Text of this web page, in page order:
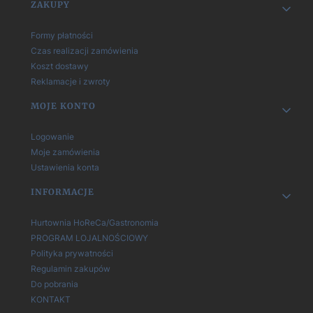
Linki w stopce
ZAKUPY
Formy płatności
Czas realizacji zamówienia
Koszt dostawy
Reklamacje i zwroty
MOJE KONTO
Logowanie
Moje zamówienia
Ustawienia konta
INFORMACJE
Hurtownia HoReCa/Gastronomia
PROGRAM LOJALNOŚCIOWY
Polityka prywatności
Regulamin zakupów
Do pobrania
KONTAKT